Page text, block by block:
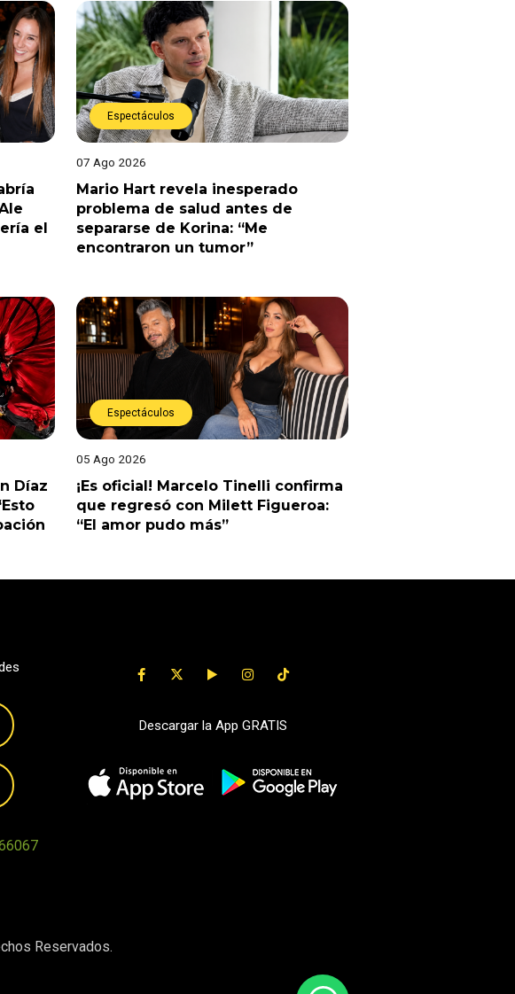
el
Espectáculos
07 Ago 2026
Mario Hart revela inesperado
problema de salud antes de
separarse de Korina: “Me
encontraron un tumor”
Díaz
Espectáculos
05 Ago 2026
¡Es oficial! Marcelo Tinelli confirma
que regresó con Milett Figueroa:
“El amor pudo más”
Descargar la App GRATIS
Reservados.